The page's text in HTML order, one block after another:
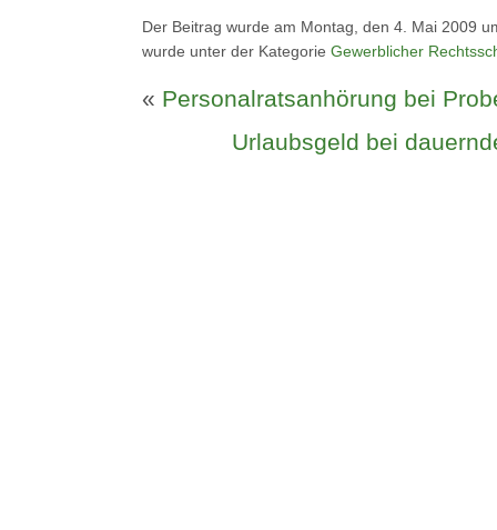
Der Beitrag wurde am Montag, den 4. Mai 2009
wurde unter der Kategorie Gewerblicher
« Personalratsanhörung bei
Urlaubsgeld bei